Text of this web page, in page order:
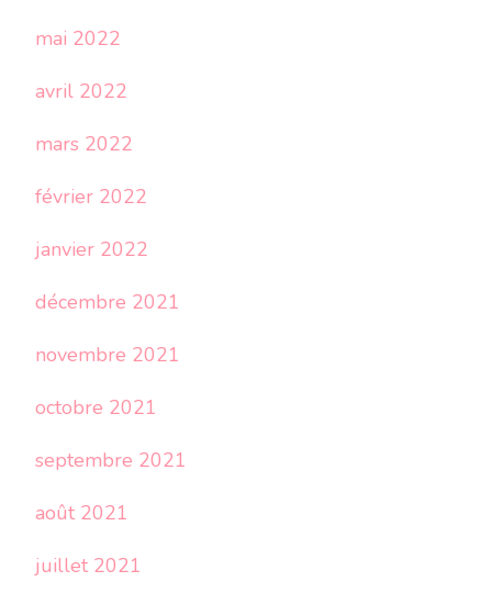
mai 2022
avril 2022
mars 2022
février 2022
janvier 2022
décembre 2021
novembre 2021
octobre 2021
septembre 2021
août 2021
juillet 2021